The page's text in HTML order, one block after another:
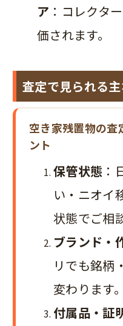
ア ：コレクタ
価されます。
査定で見られる
空き家残置物の査
ント
保管状態 ：
い・ニオイ
状態でご相
ブランド・
リでも銘柄
変わります。
付属品・証